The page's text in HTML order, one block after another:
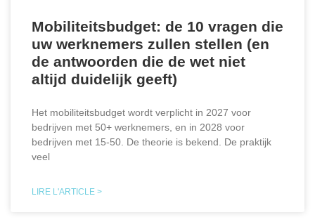
Mobiliteitsbudget: de 10 vragen die
uw werknemers zullen stellen (en
de antwoorden die de wet niet
altijd duidelijk geeft)
Het mobiliteitsbudget wordt verplicht in 2027 voor
bedrijven met 50+ werknemers, en in 2028 voor
bedrijven met 15-50. De theorie is bekend. De praktijk
veel
LIRE L'ARTICLE >